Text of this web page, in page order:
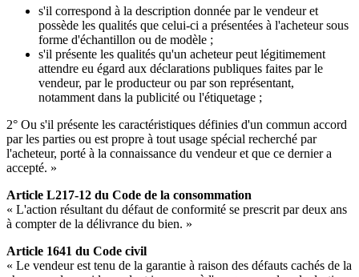
s'il correspond à la description donnée par le vendeur et
possède les qualités que celui-ci a présentées à l'acheteur sous
forme d'échantillon ou de modèle ;
s'il présente les qualités qu'un acheteur peut légitimement
attendre eu égard aux déclarations publiques faites par le
vendeur, par le producteur ou par son représentant,
notamment dans la publicité ou l'étiquetage ;
2° Ou s'il présente les caractéristiques définies d'un commun accord
par les parties ou est propre à tout usage spécial recherché par
l'acheteur, porté à la connaissance du vendeur et que ce dernier a
accepté. »
Article L217-12 du Code de la consommation
« L'action résultant du défaut de conformité se prescrit par deux ans
à compter de la délivrance du bien. »
Article 1641 du Code civil
« Le vendeur est tenu de la garantie à raison des défauts cachés de la